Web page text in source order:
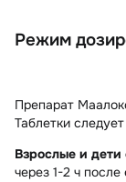
Режим
Препарат
Таблетки
Взрослые и дети
через 1-2 ч